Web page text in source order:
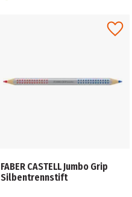
FABER CASTELL Jumbo Grip
Silbentrennstift